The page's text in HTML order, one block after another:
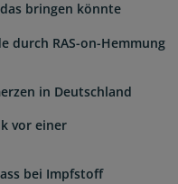
bringen könnte
durch RAS-on-Hemmung
in Deutschland
vor einer
bei Impfstoff